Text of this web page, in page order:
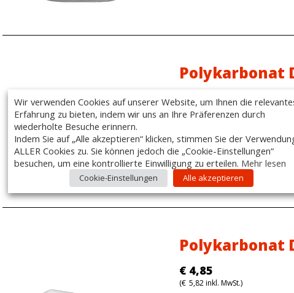
Polykarbonat
€ 4,50
(€ 5,40inkl. MwSt.)
transparent,
Polykarbonat
€ 4,85
(€ 5,82inkl. MwSt.)
Wir verwenden Cookies auf unserer Website, um Ihnen die
Erfahrung zu bieten, indem wir uns an Ihre Präferenzen durch
wiederholte Besuche erinnern.
Indem Sie auf „Alle akzeptieren“ klicken, stimmen Sie der
ALLER Cookies zu. Sie können jedoch die „Cookie-Einstellungen“
besuchen, um eine kontrollierte Einwilligung zu erteilen. Mehr lesen
Cookie-Einstellungen Alle akzeptieren